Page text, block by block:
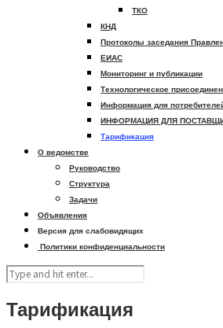
ТКО
КНД
Протоколы заседания
ЕИАС
Мониторинг и публикации
Технологическое
Информация для
ИНФОРМАЦИЯ ДЛЯ
Тарификация
О ведомстве
Руководство
Структура
Задачи
Объявления
Версия для слабовидящих
Политики конфиденциальности
Тарификация